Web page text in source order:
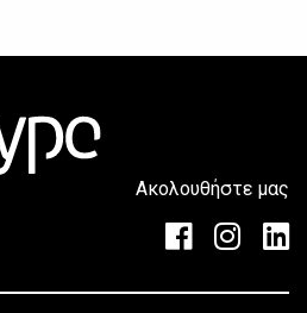
Ακολουθήστε μας